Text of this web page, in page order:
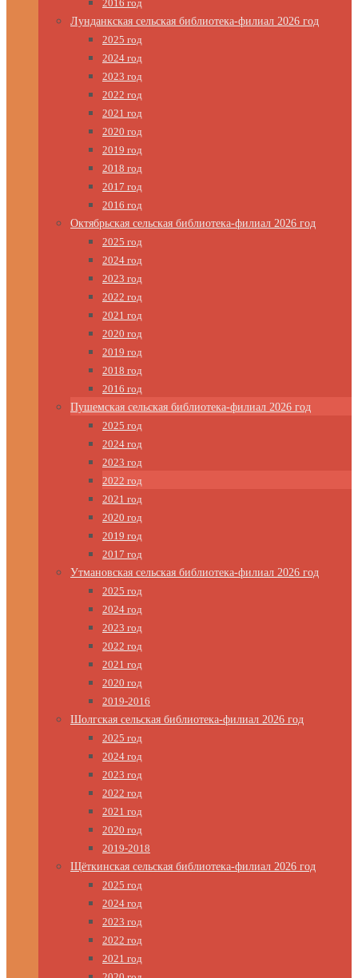
2016 год
Лунданкская сельская библиотека-филиал 2026 год
2025 год
2024 год
2023 год
2022 год
2021 год
2020 год
2019 год
2018 год
2017 год
2016 год
Октябрьская сельская библиотека-филиал 2026 год
2025 год
2024 год
2023 год
2022 год
2021 год
2020 год
2019 год
2018 год
2016 год
Пушемская сельская библиотека-филиал 2026 год
2025 год
2024 год
2023 год
2022 год
2021 год
2020 год
2019 год
2017 год
Утмановская сельская библиотека-филиал 2026 год
2025 год
2024 год
2023 год
2022 год
2021 год
2020 год
2019-2016
Шолгская сельская библиотека-филиал 2026 год
2025 год
2024 год
2023 год
2022 год
2021 год
2020 год
2019-2018
Щёткинская сельская библиотека-филиал 2026 год
2025 год
2024 год
2023 год
2022 год
2021 год